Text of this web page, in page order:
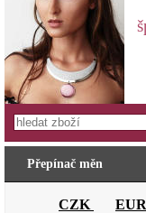
Přepínač měn
CZK EUR